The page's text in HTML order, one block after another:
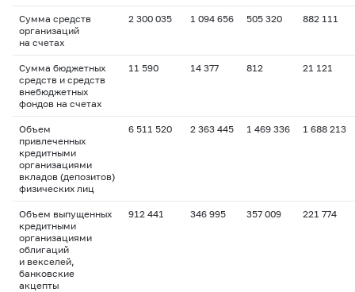
Сумма средств
организаций
на счетах
2 300 035 1 094 656 505 320 882 111
Сумма бюджетных
средств и средств
внебюджетных
фондов на счетах
11 590 14 377 812 21 121
Объем
привлеченных
кредитными
организациями
вкладов (депозитов)
физических лиц
6 511 520 2 363 445 1 469 336 1 688 213
Объем выпущенных
кредитными
организациями
облигаций
и векселей,
банковские
акцепты
912 441 346 995 357 009 221 774